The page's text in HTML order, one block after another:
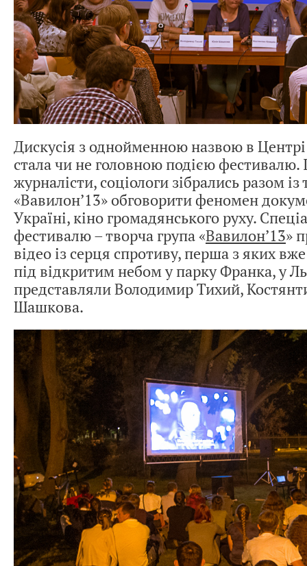
Дискусія з однойменною назвою в Центрі
стала чи не головною подією фестивалю.
журналісти, соціологи зібрались разом
«Вавилон’13» обговорити феномен
Україні, кіно громадянського руху.
фестивалю – творча група «Вавилон’13»
відео із серця спротиву, перша з яких
під відкритим небом у парку Франка, у
представляли Володимир Тихий,
Шашкова.